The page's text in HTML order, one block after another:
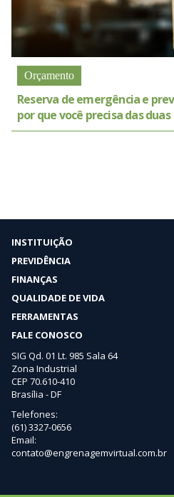
Orçamento
Reserva de emergência e
por que você precisa das duas
INSTITUIÇÃO
PREVIDÊNCIA
FINANÇAS
QUALIDADE DE VIDA
FERRAMENTAS
FALE CONOSCO
SIG Qd. 01 Lt. 985 Sala 64
Zona Industrial
CEP 70.610-410
Brasília - DF
Telefones:
(61) 3327-0656
Email:
contato@engrenagemvirtual.com.br